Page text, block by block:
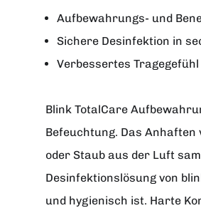
Aufbewahrungs- und
Sichere Desinfektion in
Verbessertes
Blink TotalCare
Befeuchtung. Das
oder Staub aus der Luft
Desinfektionslösung von
und hygienisch ist. Harte